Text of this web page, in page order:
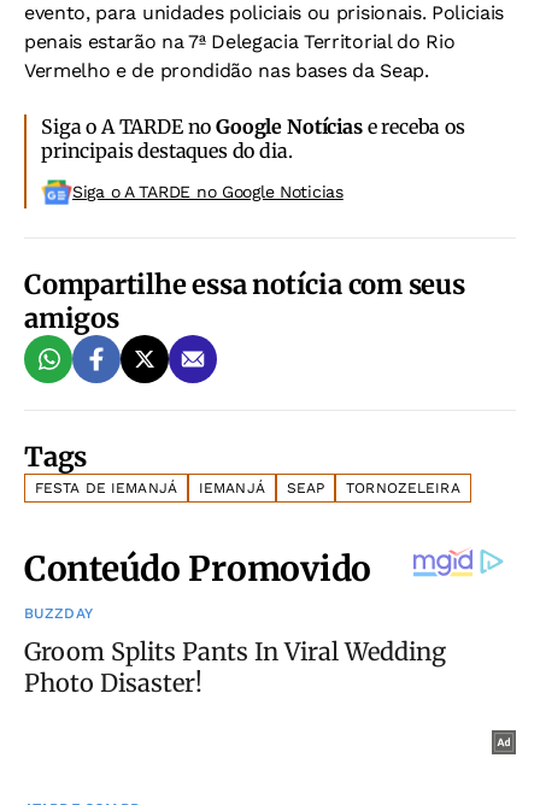
evento, para unidades policiais ou prisionais. Policiais
penais estarão na 7ª Delegacia Territorial do Rio
Vermelho e de prondidão nas bases da Seap.
Siga o A TARDE noGoogle Notíciase receba os
principais destaques do dia.
Siga o A TARDE no Google Noticias
Compartilhe essa notícia com seus
amigos
Tags
FESTA DE IEMANJÁ IEMANJÁ SEAP TORNOZELEIRA